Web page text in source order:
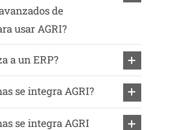
de
usar AGRI?
a un ERP?
se integra AGRI?
se integra AGRI